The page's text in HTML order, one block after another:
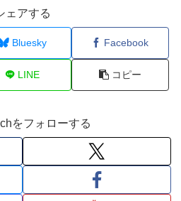
ェアする
Bluesky Facebook
LINE コピー
をフォローする